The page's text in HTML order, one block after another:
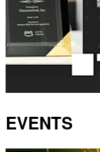
EVENTS